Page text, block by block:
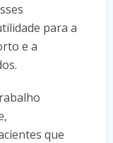
para a
e a
que